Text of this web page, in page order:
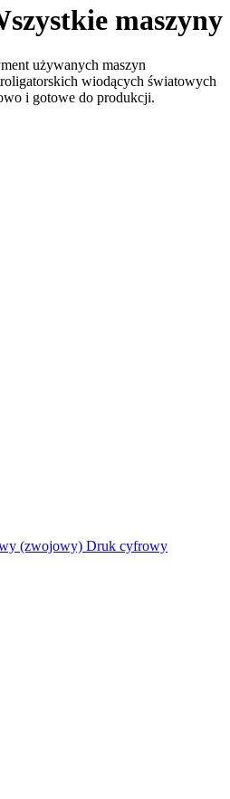
maszyny
używanych maszyn
wiodących światowych
i gotowe do produkcji.
(zwojowy) Druk cyfrowy